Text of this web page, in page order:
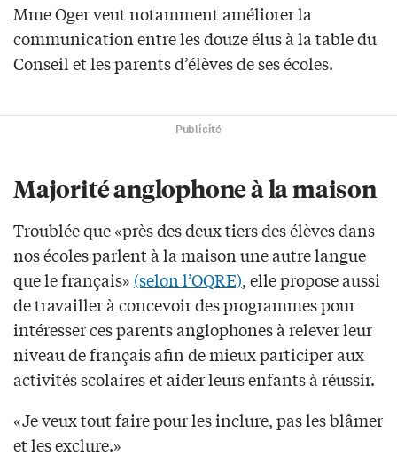
Mme Oger veut notamment améliorer la
communication entre les douze élus à la table du
Conseil et les parents d’élèves de ses écoles.
Publicité
Majorité anglophone à la maison
Troublée que «près des deux tiers des élèves dans
nos écoles parlent à la maison une autre langue
que le français» (selon l’OQRE), elle propose aussi
de travailler à concevoir des programmes pour
intéresser ces parents anglophones à relever leur
niveau de français afin de mieux participer aux
activités scolaires et aider leurs enfants à réussir.
«Je veux tout faire pour les inclure, pas les blâmer
et les exclure.»